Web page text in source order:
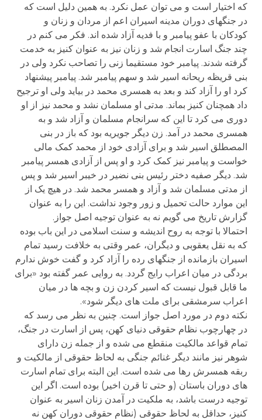
که اختیار است و می توان عمل نکرد. به همین دلیل است که
در جنگهای دوران مدینه اسیران اعم از مردان و زنان و
کودکان با عفو پیامبر و با فدیه آزاد شده اند. فکر می کنم در
چند جنگ اسارت انجام شد و زنان نیز به عنوان کنیز به خدمت
گرفته شدند. پیامبر خود مستقیما زنی را تصاحب نکرد ولی در
بنی قریظه ریحانه اسیر شد و سهم پیامبر شد. پیامبر پیشنهاد
کرد او را آزاد کند و بعد به همسری محمد در بیاید ولی او ترجیح
داد همچنان کنیز بماند. مدتی او مسلمان نشد و محمد نیز از او
دوری می کرد تا این که سرانجام مسلمان و آزاد شد و به
همسری محمد در آمد. زن دیگر جویریه بود که باز در بنی
المصطلق اسیر شد و برای آزادی خود از محمد کمک مالی
خواست و پیامبر نیز کمک کرد و او پس از آزادی همسر پیامبر
شد. دیگر صفیه دختر رئیس بنی نضیر در خیبر اسیر شد و پس
از مدتی مسلمان شد و آزاد و همسر محمد شد. در هیچ یک از
این موارد حالت تحمیل و زور وجود نداشت. این را به عنوان
گزارش تاریخ می گویم نه به عنوان توجیه اصل جواز.
احتمالا با توجه به روح اندیشه و سنت اسلامی در این باب بوده
که به نقل یعقوبی و دیگران، عمر وقتی به خلافت رسید تمام
اسیران بازمانده از جنگهای رده را آزاد کرد و گفت خوش ندارم
بردگی در میان اعراب رایج گردد. به روایی عمر گفته بود «برای
ما قابل قبول نیست که اسیر کردن زن و بچه ها در میان
اعراب سرمشقی برای ملت های دیگر شود».
نکته دوم در مورد اصل جواز است. چنین به نظر می رسد که
در چهارچوب نظام حقوقی دنیای کهن، پس از اسارت در جنگ،
تمام قواعد مالکیت منقطع می شده و از جمله زن دارای
شوهر نیز مانند دیگر غنائم جنگی به لحاظ حقوقی از مالکیت و
ربقه همسرش رها می شده است. این البته برای تمام اسارت
های دوران باستان (و حتی تا قرن اخیر) بوده است. اگر این
توجیه درست باشد، به ملکیت در آمدن زنان اسیر به عنوان
کنیز، حداقل به لحاظ حقوقی (نظام حقوقی دوران کهن نه